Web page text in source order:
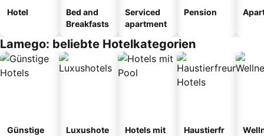
Hotel
Bed and
Breakfasts
Serviced
apartment
Pension
Lamego: beliebte Hotelkategorien
Günstige
Luxushote
Hotels mit
Haustierfr